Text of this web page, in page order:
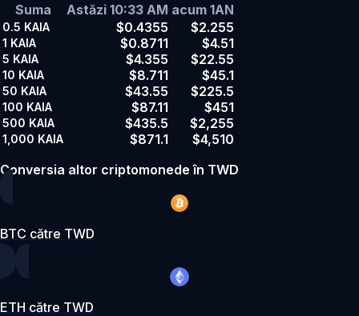
Suma
Astăzi 10:33 AM acum 1AN
0.5 KAIA $0.4355 $2.255
1 KAIA $0.8711 $4.51
5 KAIA $4.355 $22.55
10 KAIA $8.711 $45.1
50 KAIA $43.55 $225.5
100 KAIA $87.11 $451
500 KAIA $435.5 $2,255
1,000 KAIA $871.1
$4,510
Conversia altor criptomonede în TWD
BTC către TWD
ETH către TWD